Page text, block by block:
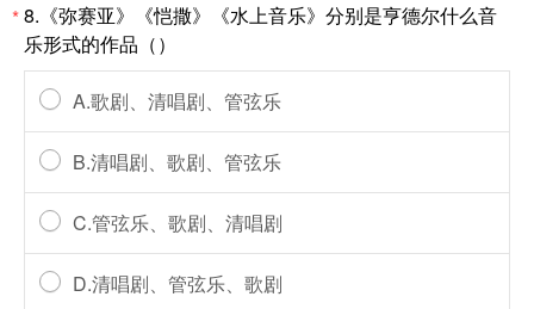
*8.《弥赛亚》《恺撒》《水上音乐》分别是亨德尔什么音
乐形式的作品（）
A.歌剧、清唱剧、管弦乐
B.清唱剧、歌剧、管弦乐
C.管弦乐、歌剧、清唱剧
D.清唱剧、管弦乐、歌剧